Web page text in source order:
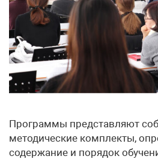
Программы представляют
методические комплекты,
содержание и порядок